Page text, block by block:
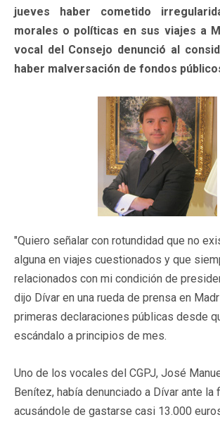
jueves haber cometido
morales o políticas en sus viajes a
vocal del Consejo denunció al
haber malversación de fondos
"Quiero señalar con rotundidad que no
alguna en viajes cuestionados y que
relacionados con mi condición de
dijo Dívar en una rueda de prensa en
primeras declaraciones públicas desde
escándalo a principios de mes.
Uno de los vocales del CGPJ, José
Benítez, había denunciado a Dívar ante la
acusándole de gastarse casi 13.000